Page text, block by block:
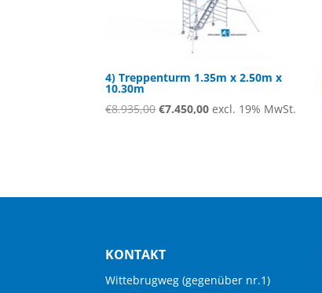
4) Treppenturm 1.35m x 2.50m x
10.30m
€8.935,00Ursprünglicher
€7.450,00Aktueller
excl. 19% MwSt.
KONTAKT
Wittebrugweg (gegenüber nr.1)